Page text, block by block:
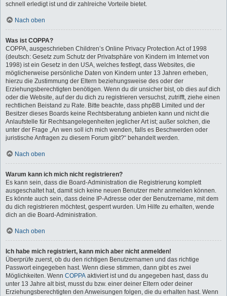
schnell erledigt ist und dir zahlreiche Vorteile bietet.
Nach oben
Was ist COPPA?
COPPA, ausgeschrieben Children’s Online Privacy Protection Act of 1998
(deutsch: Gesetz zum Schutz der Privatsphäre von Kindern im Internet von
1998) ist ein Gesetz in den USA, welches festlegt, dass Websites, die
möglicherweise persönliche Daten von Kindern unter 13 Jahren erheben,
hierzu die Zustimmung der Eltern beziehungsweise des oder der
Erziehungsberechtigten benötigen. Wenn du dir unsicher bist, ob dies auf dich
oder die Website, auf der du dich zu registrieren versuchst, zutrifft, ziehe einen
rechtlichen Beistand zu Rate. Bitte beachte, dass phpBB Limited und der
Besitzer dieses Boards keine Rechtsberatung anbieten kann und nicht die
Anlaufstelle für Rechtsangelegenheiten jeglicher Art ist; außer solchen, die
unter der Frage „An wen soll ich mich wenden, falls es Beschwerden oder
juristische Anfragen zu diesem Forum gibt?“ behandelt werden.
Nach oben
Warum kann ich mich nicht registrieren?
Es kann sein, dass die Board-Administration die Registrierung komplett
ausgeschaltet hat, damit sich keine neuen Benutzer mehr anmelden können.
Es könnte auch sein, dass deine IP-Adresse oder der Benutzername, mit dem
du dich registrieren möchtest, gesperrt wurden. Um Hilfe zu erhalten, wende
dich an die Board-Administration.
Nach oben
Ich habe mich registriert, kann mich aber nicht anmelden!
Überprüfe zuerst, ob du den richtigen Benutzernamen und das richtige
Passwort eingegeben hast. Wenn diese stimmen, dann gibt es zwei
Möglichkeiten. Wenn COPPA aktiviert ist und du angegeben hast, dass du
unter 13 Jahre alt bist, musst du bzw. einer deiner Eltern oder deiner
Erziehungsberechtigten den Anweisungen folgen, die du erhalten hast. Wenn